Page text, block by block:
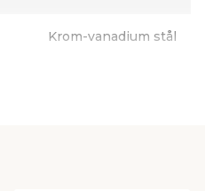
Krom-vanadium stål